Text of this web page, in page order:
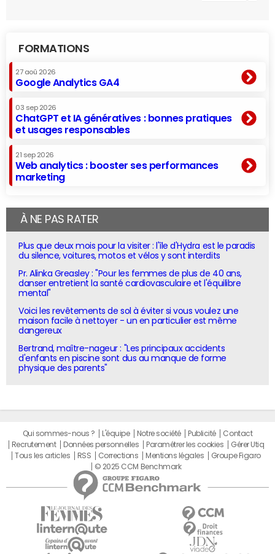
FORMATIONS
27 aoû 2026
Google Analytics GA4
03 sep 2026
ChatGPT et IA génératives : bonnes pratiques
et usages responsables
21 sep 2026
Web analytics : booster ses performances
marketing
À NE PAS RATER
Plus que deux mois pour la visiter : l'île d'Hydra est le paradis
du silence, voitures, motos et vélos y sont interdits
Pr. Alinka Greasley : "Pour les femmes de plus de 40 ans,
danser entretient la santé cardiovasculaire et l'équilibre
mental"
Voici les revêtements de sol à éviter si vous voulez une
maison facile à nettoyer - un en particulier est même
dangereux
Bertrand, maître-nageur : "Les principaux accidents
d'enfants en piscine sont dus au manque de forme
physique des parents"
Qui sommes-nous ? L'équipe Notre société Publicité
Contact
Recrutement
Données personnelles Paramétrer les cookies
Gérer Utiq
Tous les articles
RSS Corrections Mentions légales
Groupe Figaro
© 2025 CCM Benchmark